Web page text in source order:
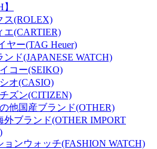
ス(ROLEX)
エ(CARTIER)
ヤー(TAG Heuer)
ンド(JAPANESE WATCH)
コー(SEIKO)
オ(CASIO)
ズン(CITIZEN)
他国産ブランド(OTHER)
外ブランド(OTHER IMPORT
ョンウォッチ(FASHION WATCH)